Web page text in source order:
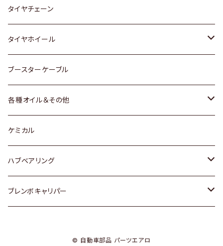
三菱
スバル
レクサス
マツダ
三菱
スバル
いすゞ
ダイハツ
マツダ
三菱
スバル
日産
ダイハツ
スバル
スズキ
日産
ダイハツ
マツダ
スズキ
日産
ダイハツ
マツダ
スバル
トヨタ
マツダ
タイヤチェーン
タイヤホイール
トヨタ
ホンダ
スズキ
日産
ダイハツ
ブースターケーブル
各種オイル＆その他
ディーデル洗浄添加剤
ケミカル
ハブベアリング
トヨタ
ブレンボキャリパー
© 自動車部品 パーツエアロ